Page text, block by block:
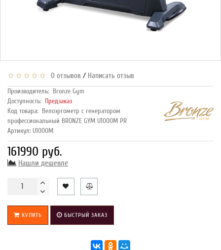
0 отзывов / Написать отзыв
Производитель: Bronze Gym
Доступность: Предзаказ
Код товара: Велоэргометр с генератором
профессиональный BRONZE GYM U1000M PR
Артикул: U1000M
161990 руб.
Нашли дешевле
КУПИТЬ БЫСТРЫЙ ЗАКАЗ